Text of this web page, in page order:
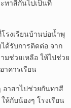
ทาสีกันไปเป็นที่
เรียนบ้านบ่อน้ำพุ
รับการติดต่อ จาก
ช่วยเหลือ ให้ไปช่วย
าคารเรียน
อาสาไปช่วยกันทาสี
ห้กับน้องๆ โรงเรียน